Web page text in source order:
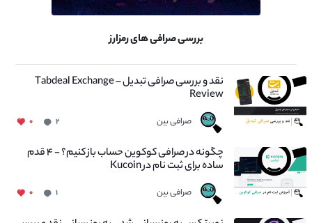
بررسی صرافی های رمزارز
نقد و بررسی صرافی تبدیل – Tabdeal Exchange
Review
صرافی بین ۲ ۰
چگونه در صرافی کوکوین حساب باز کنیم؟ - ۴ قدم
ساده برای ثبت نام در Kucoin
صرافی بین ۱ ۰